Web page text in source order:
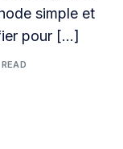
simple et
pour […]